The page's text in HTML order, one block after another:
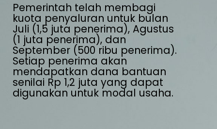
Pemerintah telah membagi
kuota penyaluran untuk bulan
Juli (1,5 juta penerima), Agustus
(1 juta penerima), dan
September (500 ribu penerima).
Setiap penerima akan
mendapatkan dana bantuan
senilai Rp 1,2 juta yang dapat
digunakan untuk modal usaha.